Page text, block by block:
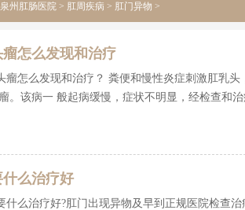
泉州肛肠医院 > 肛周疾病 > 肛门异物 >
怎么发现和治疗
瘤怎么发现和治疗？ 粪便和慢性炎症刺激肛乳
。该病一 般起病缓慢，症状不明显，经检查和
么治疗好
什么治疗好?肛门出现异物及早到正规医院检查